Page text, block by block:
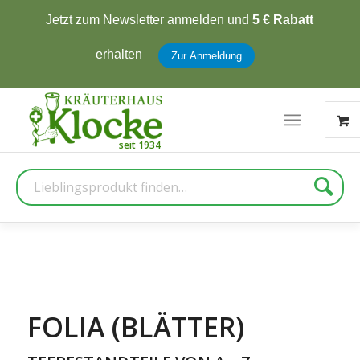
Jetzt zum Newsletter anmelden und5 € Rabatt
erhalten Zur Anmeldung
Suche
FOLIA (BLÄTTER)